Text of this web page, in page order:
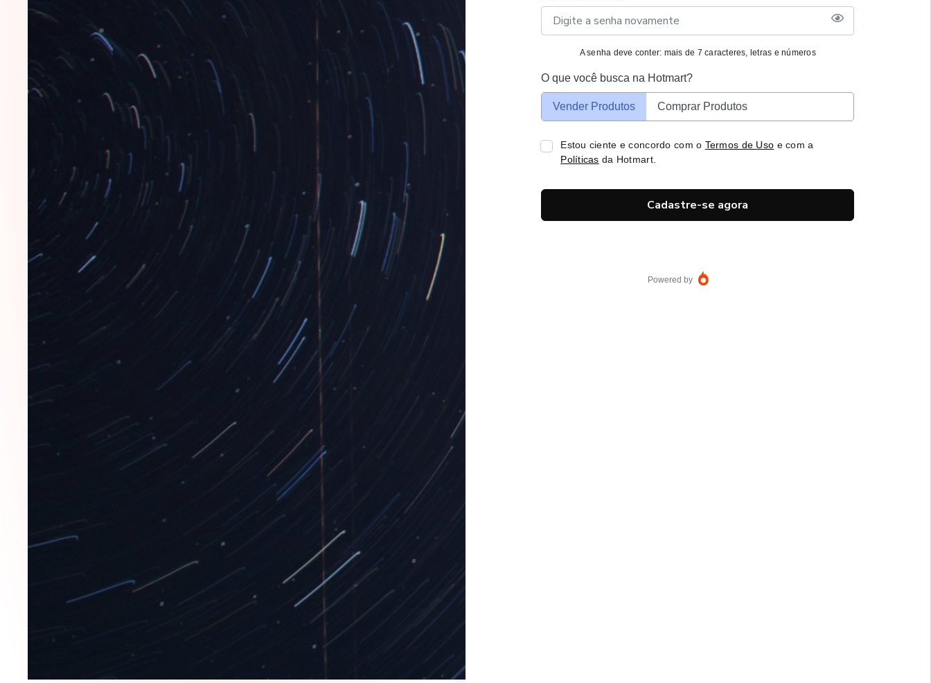
A senha deve conter: mais de 7 caracteres, letras e números
O que você busca na Hotmart?
Vender Produtos Comprar Produtos
Estou ciente e concordo com o Termos de Uso e com a
Políticas da Hotmart.
Cadastre-se agora
Powered by